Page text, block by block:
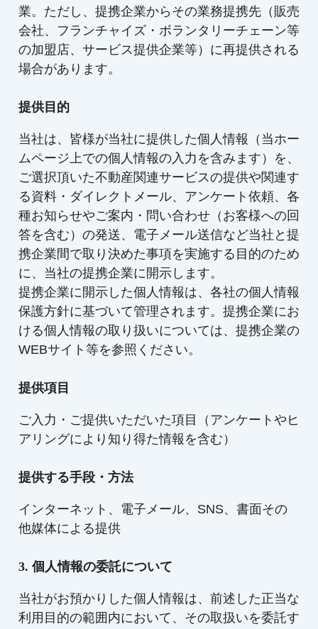
業。ただし、提携企業からその業務提携先（販売
会社、フランチャイズ・ボランタリーチェーン等
の加盟店、サービス提供企業等）に再提供される
場合があります。
提供目的
当社は、皆様が当社に提供した個人情報（当ホー
ムページ上での個人情報の入力を含みます）を、
ご選択頂いた不動産関連サービスの提供や関連す
る資料・ダイレクトメール、アンケート依頼、各
種お知らせやご案内・問い合わせ（お客様への回
答を含む）の発送、電子メール送信など当社と提
携企業間で取り決めた事項を実施する目的のため
に、当社の提携企業に開示します。
提携企業に開示した個人情報は、各社の個人情報
保護方針に基づいて管理されます。提携企業にお
ける個人情報の取り扱いについては、提携企業の
WEBサイト等を参照ください。
提供項目
ご入力・ご提供いただいた項目（アンケートやヒ
アリングにより知り得た情報を含む）
提供する手段・方法
インターネット、電子メール、SNS、書面その
他媒体による提供
3. 個人情報の委託について
当社がお預かりした個人情報は、前述した正当な
利用目的の範囲内において、その取扱いを委託す